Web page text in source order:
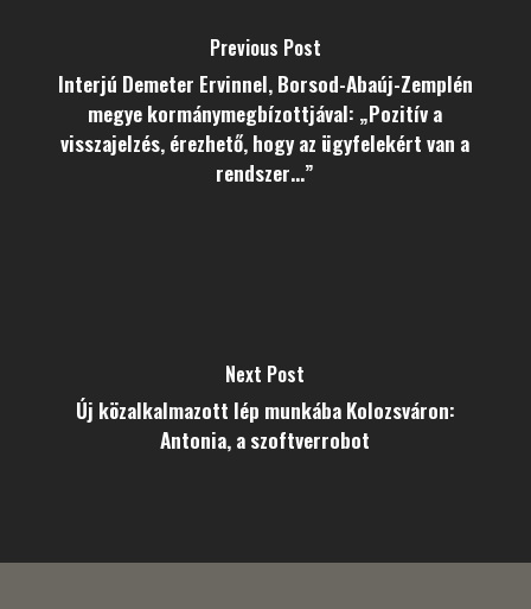
Previous Post
Interjú Demeter Ervinnel, Borsod-Abaúj-Zemplén
megye kormánymegbízottjával: „Pozitív a
visszajelzés, érezhető, hogy az ügyfelekért van a
rendszer…”
Next Post
Új közalkalmazott lép munkába Kolozsváron:
Antonia, a szoftverrobot